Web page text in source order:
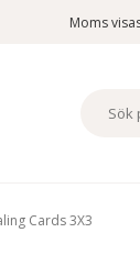
Moms
Cards 3X3